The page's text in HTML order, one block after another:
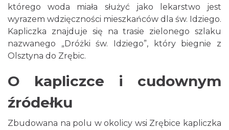
którego woda miała służyć jako lekarstwo jest
wyrazem wdzięczności mieszkańców dla św. Idziego.
Kapliczka znajduje się na trasie zielonego szlaku
nazwanego „Dróżki św. Idziego”, który biegnie z
Olsztyna do Zrębic.
O kapliczce i cudownym
źródełku
Zbudowana na polu w okolicy wsi Zrębice kapliczka